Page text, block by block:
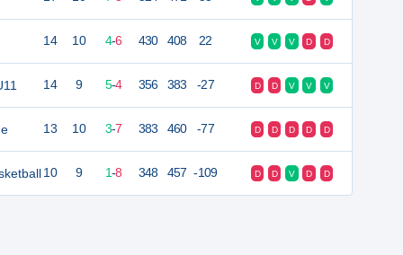
14 10 4-6 430 408 22 V V V D D
14 9 5-4 356 383 -27 D D V V V
13 10 3-7 383 460 -77 D D D D D
10 9 1-8 348 457 -109 D D V D D